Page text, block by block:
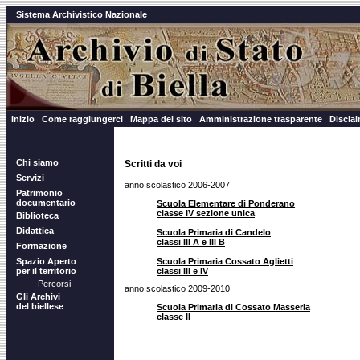
Sistema Archivistico Nazionale
Inizio Come raggiungerci Mappa del sito Amministrazione trasparente
Chi siamo
Servizi
Patrimonio
documentario
Biblioteca
Didattica
Formazione
Spazio Aperto
per il territorio
Percorsi
Gli Archivi
del biellese
Scritti da voi
anno scolastico 2006-2007
Scuola Elementare di Ponderano
classe IV sezione unica
Scuola Primaria di Candelo
classi III A e III B
Scuola Primaria Cossato Aglietti
classi III e IV
anno scolastico 2009-2010
Scuola Primaria di Cossato Masseria
classe II